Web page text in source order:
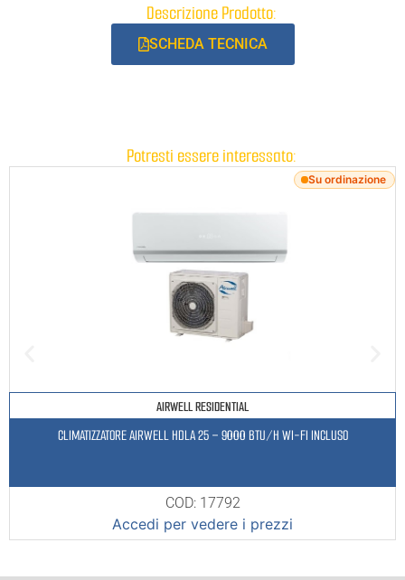
Descrizione Prodotto:
SCHEDA TECNICA
Potresti essere interessato:
Su ordinazione
AIRWELL RESIDENTIAL
CLIMATIZZATORE AIRWELL HDLA 25 – 9000 BTU/H WI-FI INCLUSO
COD: 17792
Accedi per vedere i prezzi